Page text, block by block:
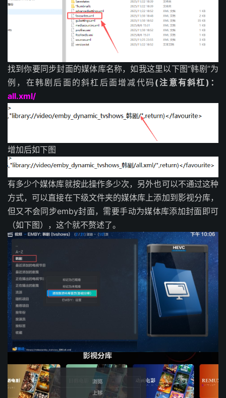
找到你要同步封面的媒体库名称，如我这里以下图“韩剧”为
例，在韩剧后面的斜杠后面增减代码 (注意有斜杠) ：
all.xml/
增加后如下图
有多少个媒体库就按此操作多少次，另外也可以不通过这种
方式，可以直接在下级文件夹的媒体库上添加到影视分库，
但又不会同步emby封面，需要手动为媒体库添加封面即可
（如下图），这个就不赘述了。